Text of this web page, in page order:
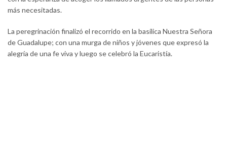
más necesitadas.
La peregrinación finalizó el recorrido en la basílica Nuestra Señora
de Guadalupe; con una murga de niños y jóvenes que expresó la
alegría de una fe viva y luego se celebró la Eucaristía.